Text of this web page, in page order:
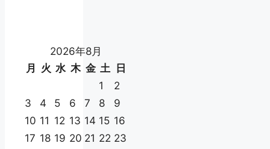
2026年8月
月
火 水 木 金 土
日
1
2
3
4 5 6 7 8
9
10 11 12 13 14 15 16
17 18 19 20 21 22 23